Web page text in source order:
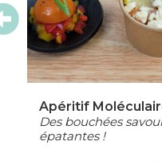
Apéritif
Des bouchées
épatantes !